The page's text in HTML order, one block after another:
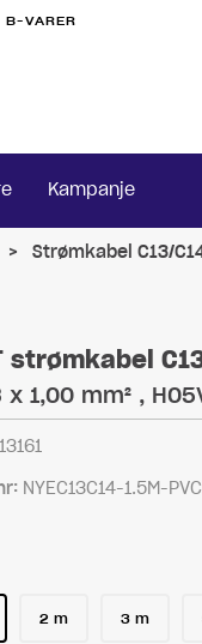
B-VARER
Kampanje
> Strømkabel C13/
strømkabel
x 1,00 mm² ,
NYEC13C14-1.5M-PVC
2 m 3 m